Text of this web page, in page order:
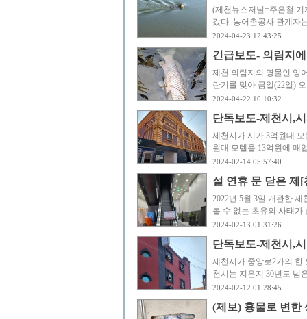
(제천뉴스저널=주은철
갔다. 농어촌공사 관계자
2024-04-23 12:43:25
긴급보도- 의림지
제천 의림지의 명물인 잉
란기를 맞아 금일(22일)
2024-04-22 10:10:32
단독보도-제천시,
제천시가 시가 3억원대
원대 모텔을 13억원에 매
2024-02-14 05:57:40
설 연휴 문 닫은 제
2022년 5월 3일 개관한
볼 수 없는 초유의 사태
2024-02-13 01:31:26
단독보도-제천시,
제천시가 중앙로2가의 한
천시는 지은지 30년도 넘
2024-02-12 01:28:45
(제보) 흉물로 변한